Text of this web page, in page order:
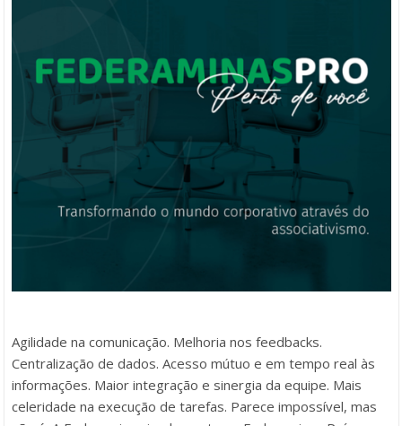
Agilidade na comunicação. Melhoria nos feedbacks.
Centralização de dados. Acesso mútuo e em tempo real às
informações. Maior integração e sinergia da equipe. Mais
celeridade na execução de tarefas. Parece impossível, mas